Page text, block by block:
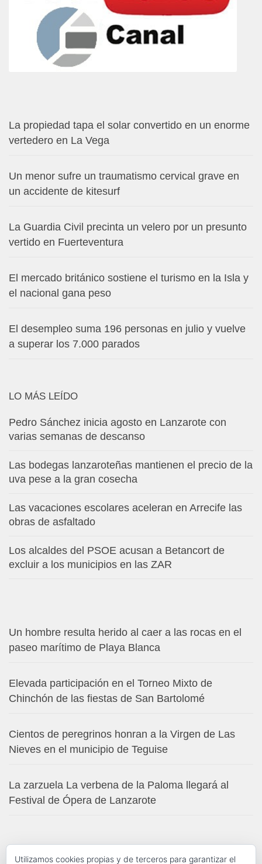
La propiedad tapa el solar convertido en un enorme
vertedero en La Vega
Un menor sufre un traumatismo cervical grave en
un accidente de kitesurf
La Guardia Civil precinta un velero por un presunto
vertido en Fuerteventura
El mercado británico sostiene el turismo en la Isla y
el nacional gana peso
El desempleo suma 196 personas en julio y vuelve
a superar los 7.000 parados
LO MÁS LEÍDO
Pedro Sánchez inicia agosto en Lanzarote con
varias semanas de descanso
Las bodegas lanzaroteñas mantienen el precio de la
uva pese a la gran cosecha
Las vacaciones escolares aceleran en Arrecife las
obras de asfaltado
Los alcaldes del PSOE acusan a Betancort de
excluir a los municipios en las ZAR
Un hombre resulta herido al caer a las rocas en el
paseo marítimo de Playa Blanca
Elevada participación en el Torneo Mixto de
Chinchón de las fiestas de San Bartolomé
Cientos de peregrinos honran a la Virgen de Las
Nieves en el municipio de Teguise
La zarzuela La verbena de la Paloma llegará al
Festival de Ópera de Lanzarote
Utilizamos cookies propias y de terceros para garantizar el